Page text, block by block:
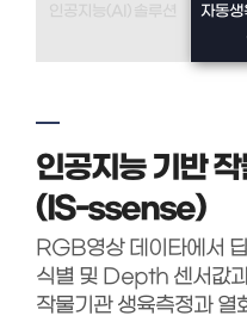
자동생
인공지능 기반
(IS-ssense)
RGB영상 데이타에서
식별 및 Depth 센서값
작물기관 생육측정과 열